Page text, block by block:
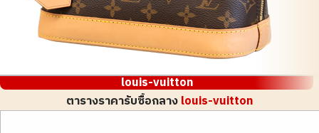
louis-vuitton
ตารางราคารับซื้อกลางlouis-vuitton